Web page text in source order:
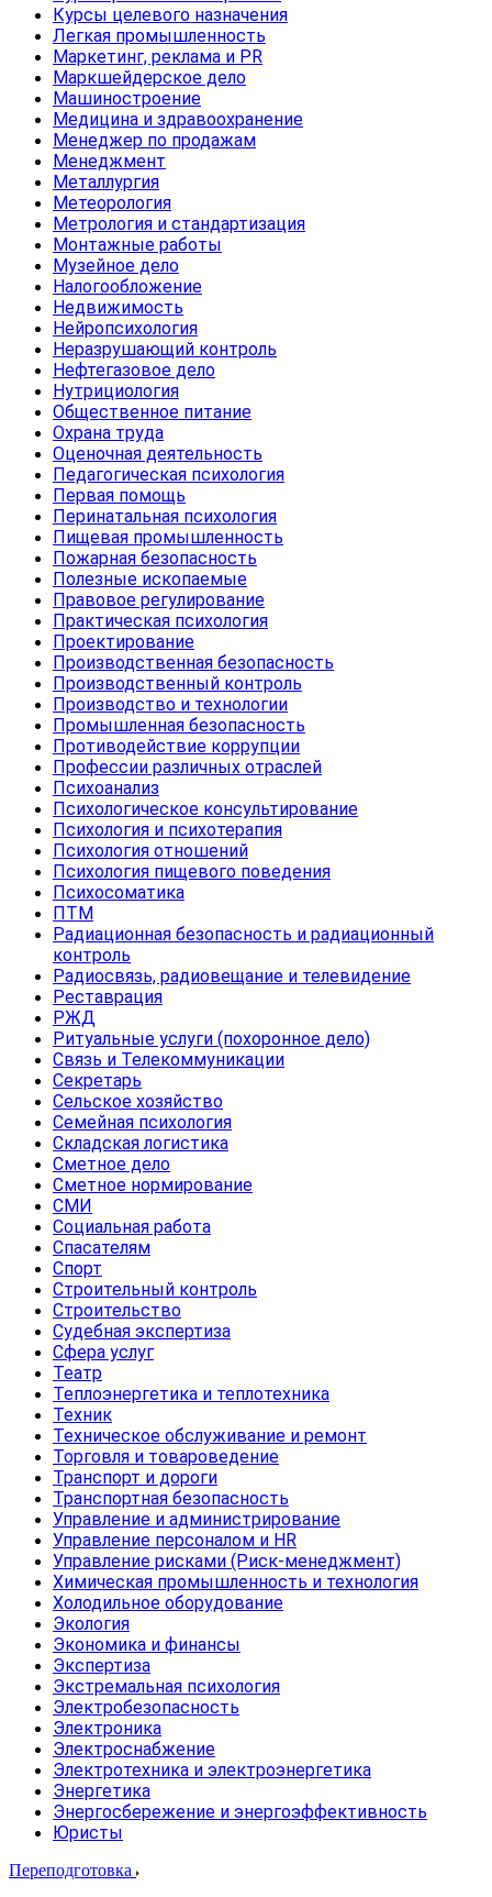
Курсы целевого назначения
Легкая промышленность
Маркетинг, реклама и PR
Маркшейдерское дело
Машиностроение
Медицина и здравоохранение
Менеджер по продажам
Менеджмент
Металлургия
Метеорология
Метрология и стандартизация
Монтажные работы
Музейное дело
Налогообложение
Недвижимость
Нейропсихология
Неразрушающий контроль
Нефтегазовое дело
Нутрициология
Общественное питание
Охрана труда
Оценочная деятельность
Педагогическая психология
Первая помощь
Перинатальная психология
Пищевая промышленность
Пожарная безопасность
Полезные ископаемые
Правовое регулирование
Практическая психология
Проектирование
Производственная безопасность
Производственный контроль
Производство и технологии
Промышленная безопасность
Противодействие коррупции
Профессии различных отраслей
Психоанализ
Психологическое консультирование
Психология и психотерапия
Психология отношений
Психология пищевого поведения
Психосоматика
ПТМ
Радиационная безопасность и радиационный
контроль
Радиосвязь, радиовещание и телевидение
Реставрация
РЖД
Ритуальные услуги (похоронное дело)
Связь и Телекоммуникации
Секретарь
Сельское хозяйство
Семейная психология
Складская логистика
Сметное дело
Сметное нормирование
СМИ
Социальная работа
Спасателям
Спорт
Строительный контроль
Строительство
Судебная экспертиза
Сфера услуг
Театр
Теплоэнергетика и теплотехника
Техник
Техническое обслуживание и ремонт
Торговля и товароведение
Транспорт и дороги
Транспортная безопасность
Управление и администрирование
Управление персоналом и HR
Управление рисками (Риск-менеджмент)
Химическая промышленность и технология
Холодильное оборудование
Экология
Экономика и финансы
Экспертиза
Экстремальная психология
Электробезопасность
Электроника
Электроснабжение
Электротехника и электроэнергетика
Энергетика
Энергосбережение и энергоэффективность
Юристы
Переподготовка